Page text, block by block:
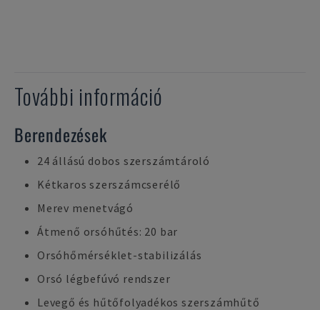
További információ
Berendezések
24 állású dobos szerszámtároló
Kétkaros szerszámcserélő
Merev menetvágó
Átmenő orsóhűtés: 20 bar
Orsóhőmérséklet-stabilizálás
Orsó légbefúvó rendszer
Levegő és hűtőfolyadékos szerszámhűtő